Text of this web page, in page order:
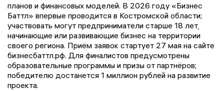
планов и финансовых моделей. В 2026 году «Бизнес
Баттл» впервые проводится в Костромской области;
участвовать могут предприниматели старше 18 лет,
начинающие или развивающие бизнес на территории
своего региона. Приём заявок стартует 27 мая на сайте
бизнесбаттл.рф. Для финалистов предусмотрены
образовательные программы и призы от партнёров;
победителю достанется 1 миллион рублей на развитие
проекта.